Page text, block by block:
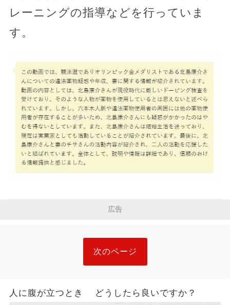
レーニングの指導などを行っていま
す。
広告
次のページ
人に腹が立つとき どうしたら良いですか？